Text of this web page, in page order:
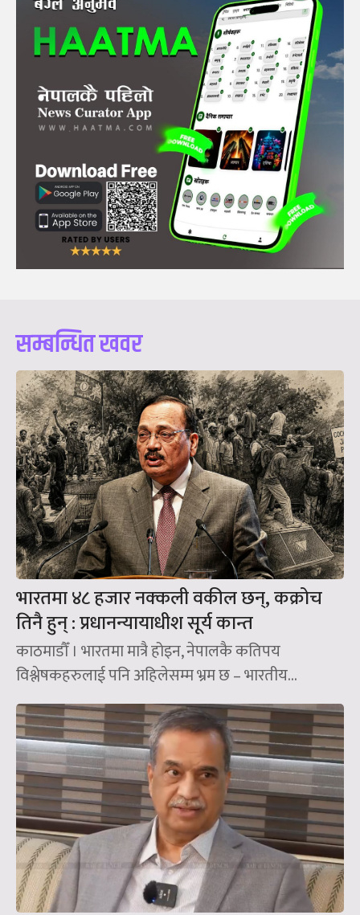
सम्बन्धित खवर
भारतमा ४८ हजार नक्कली वकील छन्, कक्रोच
तिनै हुन् : प्रधानन्यायाधीश सूर्य कान्त
काठमाडौँ । भारतमा मात्रै होइन, नेपालकै कतिपय
विश्लेषकहरुलाई पनि अहिलेसम्म भ्रम छ – भारतीय...